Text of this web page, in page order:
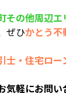
その他周辺
ぜひかとう不
士・住宅ロ
軽にお問い